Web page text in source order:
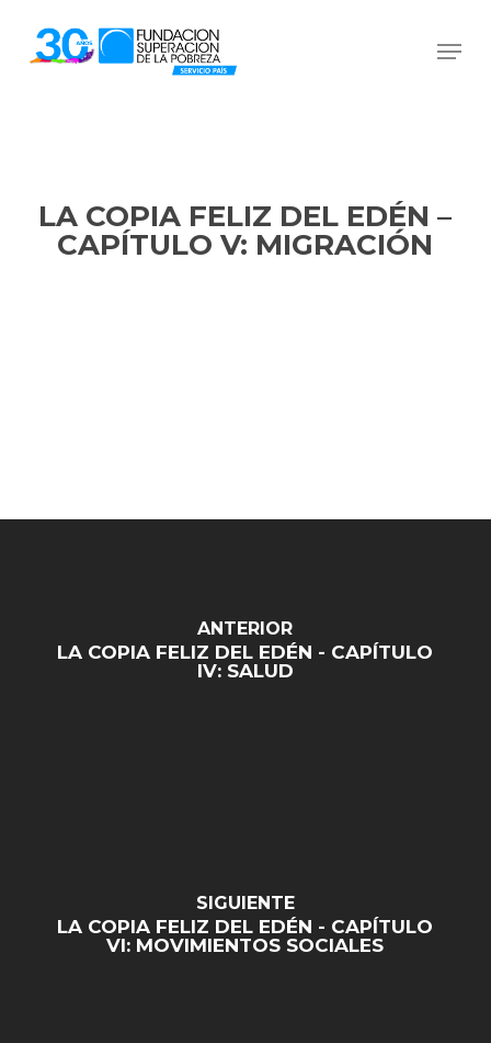
LA COPIA FELIZ DEL EDÉN –
CAPÍTULO V: MIGRACIÓN
ANTERIOR
LA COPIA FELIZ DEL EDÉN - CAPÍTULO
IV: SALUD
SIGUIENTE
LA COPIA FELIZ DEL EDÉN - CAPÍTULO
VI: MOVIMIENTOS SOCIALES